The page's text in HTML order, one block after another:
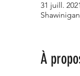
31 juill.
À